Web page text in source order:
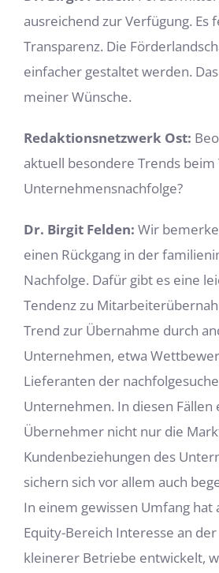
ausreichend zur Verfügung. Es
Transparenz. Die
einfacher gestaltet werden.
meiner Wünsche.
Redaktionsnetzwerk Ost:
aktuell besondere Trends beim
Unternehmensnachfolge?
Dr. Birgit Felden: Wir
einen Rückgang in der
Nachfolge. Dafür gibt es eine
Tendenz zu
Trend zur Übernahme durch
Unternehmen, etwa
Lieferanten der
Unternehmen. In diesen Fällen
Übernehmer nicht nur die
Kundenbeziehungen des
sichern sich vor allem auch
In einem gewissen Umfang hat
Equity-Bereich Interesse an
kleinerer Betriebe entwickelt,